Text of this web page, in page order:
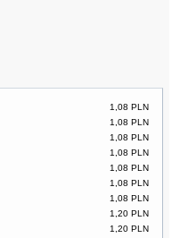
1,08 PLN
1,08 PLN
1,08 PLN
1,08 PLN
1,08 PLN
1,08 PLN
1,08 PLN
1,20 PLN
1,20 PLN